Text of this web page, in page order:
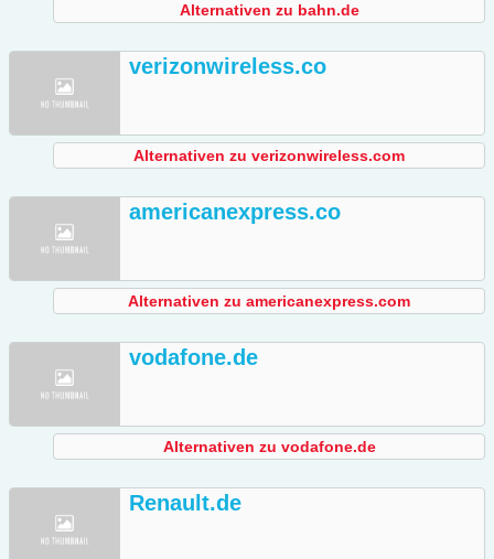
Alternativen zu bahn.de
verizonwireless.co
Alternativen zu verizonwireless.com
americanexpress.co
Alternativen zu americanexpress.com
vodafone.de
Alternativen zu vodafone.de
Renault.de